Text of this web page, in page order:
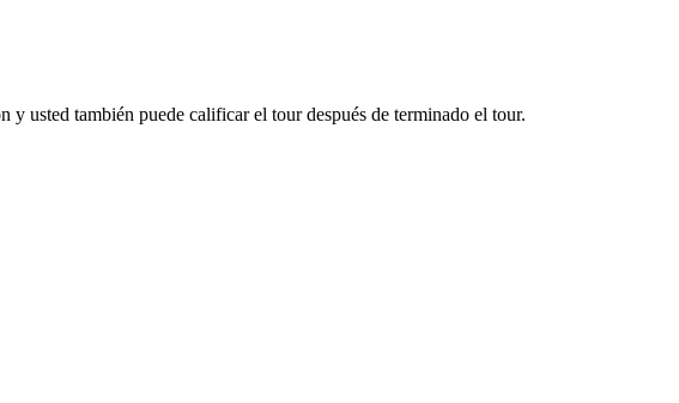
y usted también puede calificar el tour después de terminado el tour.